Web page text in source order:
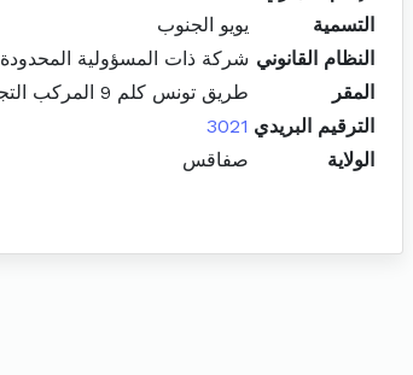
التسمية
يويو الجنوب
النظام القانوني شركة ذات المسؤولية المحدودة
المقر
طريق تونس كلم 9 المركب التجاري مول صفاقس ساقية الزيت
الترقيم البريدي 3021
الولاية
صفاقس